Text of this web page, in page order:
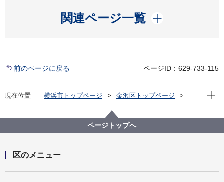
関連ページ一覧
開く
前のページに戻る ページID：629-733-115
現在位置 横浜市トップページ
金沢区トップページ
大学連携
現在
ページトップへ
区のメニュー